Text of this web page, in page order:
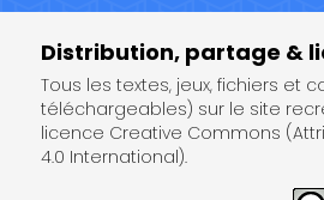
Distribution, partage &
Tous les textes, jeux, fichiers et
téléchargeables) sur le site
licence Creative Commons
4.0 International).